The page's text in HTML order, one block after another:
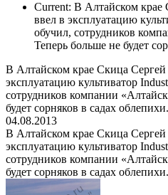
Current: В Алтайском крае
ввел в эксплуатацию
обучил, сотрудников
Теперь больше не будет
В Алтайском крае Скица
эксплуатацию культиватор
сотрудников компании
будет сорняков в садах облепихи.
04.08.2013
В Алтайском крае Скица
эксплуатацию культиватор
сотрудников компании
будет сорняков в садах облепихи.